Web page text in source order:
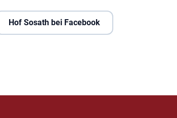
Hof Sosath bei Facebook